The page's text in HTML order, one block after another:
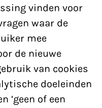
vinden voor
waar de
mee
de nieuwe
van cookies
doeleinden
‘geen of een